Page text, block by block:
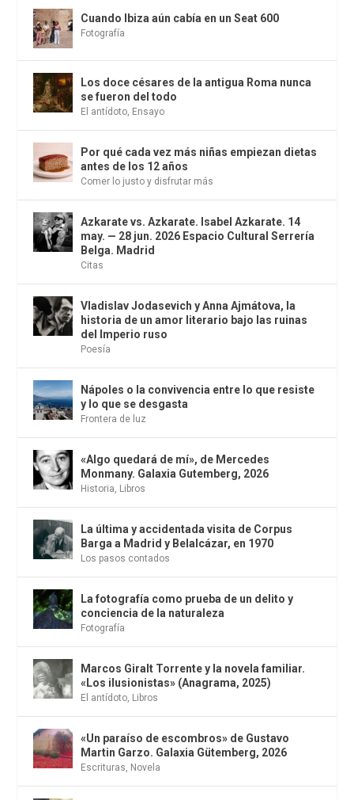
Cuando Ibiza aún cabía en un Seat 600
Fotografía
Los doce césares de la antigua Roma nunca
se fueron del todo
El antídoto Ensayo
Por qué cada vez más niñas empiezan dietas
antes de los 12 años
Comer lo justo y disfrutar más
Azkarate vs. Azkarate. Isabel Azkarate. 14
may. — 28 jun. 2026 Espacio Cultural Serrería
Belga. Madrid
Citas
Vladislav Jodasevich y Anna Ajmátova, la
historia de un amor literario bajo las ruinas
del Imperio ruso
Poesía
Nápoles o la convivencia entre lo que resiste
y lo que se desgasta
Frontera de luz
«Algo quedará de mí», de Mercedes
Monmany. Galaxia Gutemberg, 2026
Historia Libros
La última y accidentada visita de Corpus
Barga a Madrid y Belalcázar, en 1970
Los pasos contados
La fotografía como prueba de un delito y
conciencia de la naturaleza
Fotografía
Marcos Giralt Torrente y la novela familiar.
«Los ilusionistas» (Anagrama, 2025)
El antídoto Libros
«Un paraíso de escombros» de Gustavo
Martin Garzo. Galaxia Gütemberg, 2026
Escrituras Novela